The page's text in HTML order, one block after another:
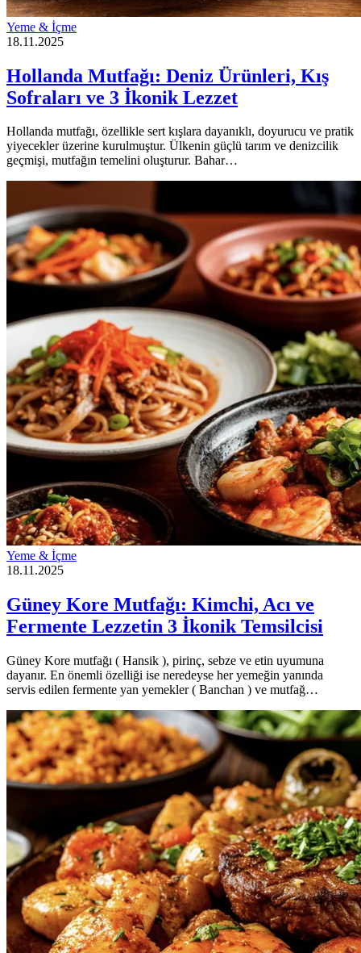
Yeme & İçme
18.11.2025
Hollanda Mutfağı: Deniz Ürünleri, Kış
Sofraları ve 3 İkonik Lezzet
Hollanda mutfağı, özellikle sert kışlara dayanıklı, doyurucu ve pratik
yiyecekler üzerine kurulmuştur. Ülkenin güçlü tarım ve denizcilik
geçmişi, mutfağın temelini oluşturur. Bahar…
Yeme & İçme
18.11.2025
Güney Kore Mutfağı: Kimchi, Acı ve
Fermente Lezzetin 3 İkonik Temsilcisi
Güney Kore mutfağı ( Hansik ), pirinç, sebze ve etin uyumuna
dayanır. En önemli özelliği ise neredeyse her yemeğin yanında
servis edilen fermente yan yemekler ( Banchan ) ve mutfağ…